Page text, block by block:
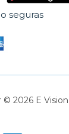
seguras
2026 E